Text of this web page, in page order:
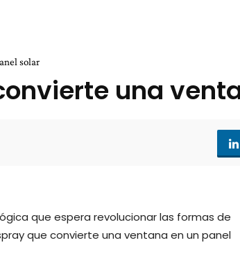
solar
una
que espera revolucionar las formas de
que convierte una ventana en un panel